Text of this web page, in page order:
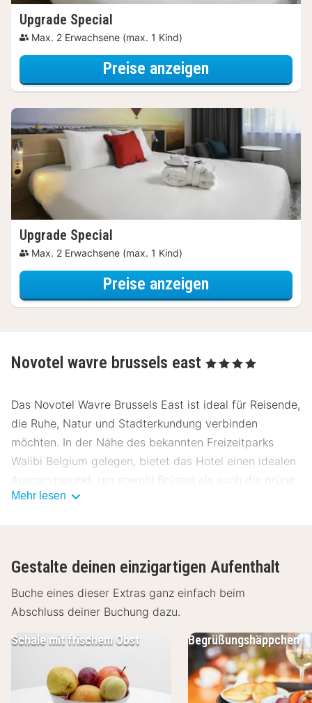
Upgrade Special
Max. 2 Erwachsene (max. 1 Kind)
Preise anzeigen
Upgrade Special
Max. 2 Erwachsene (max. 1 Kind)
Preise anzeigen
Novotel wavre brussels east , 4 Sterne
Das Novotel Wavre Brussels East ist ideal für Reisende,
die Ruhe, Natur und Stadterkundung verbinden
möchten. In der Nähe des bekannten Freizeitparks
Walibi Belgium gelegen, bietet das Hotel einen idealen
Ausgangspunkt, um sowohl Brüssel als auch die grüne
Umgebung von Wallonisch-Brabant zu erkunden.
grüner Umgebung, nur wenige Minuten vom
pulsierenden Stadtzentrum von Wavre entfernt. Der
weltberühmte Freizeitpark Walibi Belgium ist fußläufig
Städte wie Brüssel, Leuven und Louvain-la-Neuve sind
ebenfalls bequem mit dem Auto oder öffentlichen
Verkehrsmitteln zu erreichen. Naturliebhaber werden
Mehr lesen
Gestalte deinen einzigartigen Aufenthalt
Buche eines dieser Extras ganz einfach beim
Abschluss deiner Buchung dazu.
Schale mit frischem Obst Begrüßungshäppchen